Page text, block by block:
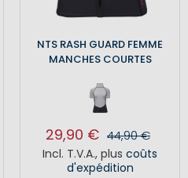
NTS RASH GUARD FEMME
MANCHES COURTES
29,90 € 44,90 €
Incl. T.V.A., plus coûts
d'expédition